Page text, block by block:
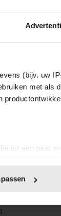
(bijv. uw
met als
tot een paar
specifieke
om